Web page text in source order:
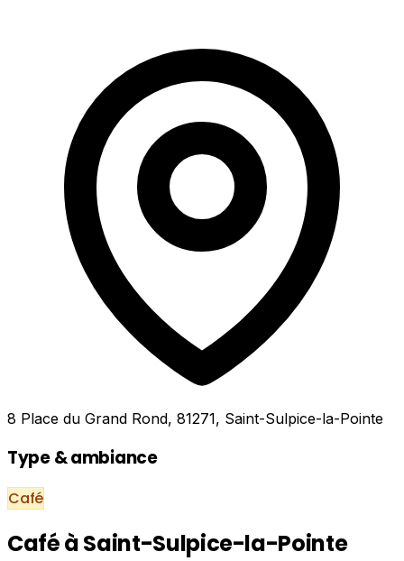
8 Place du Grand Rond, 81271, Saint-Sulpice-la-Pointe
Type & ambiance
Café
Café à Saint-Sulpice-la-Pointe